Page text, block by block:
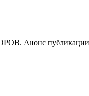
Анонс публикации